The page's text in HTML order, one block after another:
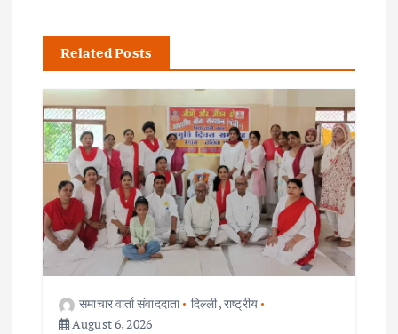
n
a
v
g
a
t
Related Posts
समाचार वार्ता संवाददाता दिल्ली,राष्ट्रीय
August 6, 2026